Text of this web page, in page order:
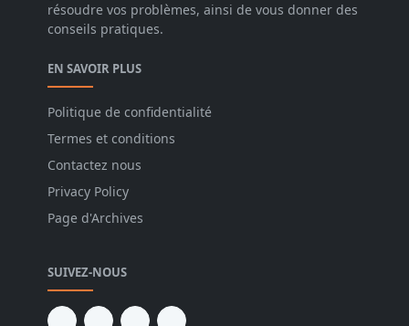
résoudre vos problèmes, ainsi de vous donner des
conseils pratiques.
EN SAVOIR PLUS
Politique de confidentialité
Termes et conditions
Contactez nous
Privacy Policy
Page d'Archives
SUIVEZ-NOUS